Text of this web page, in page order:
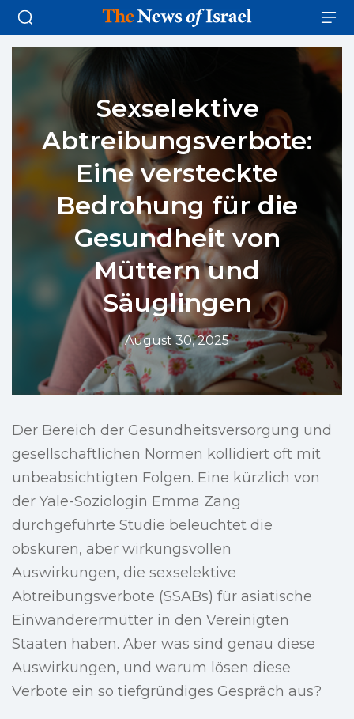
Sexselektive
Abtreibungsverbote:
Eine versteckte
Bedrohung für die
Gesundheit von
Müttern und
Säuglingen
August 30, 2025
Der Bereich der Gesundheitsversorgung und
gesellschaftlichen Normen kollidiert oft mit
unbeabsichtigten Folgen. Eine kürzlich von
der Yale-Soziologin Emma Zang
durchgeführte Studie beleuchtet die
obskuren, aber wirkungsvollen
Auswirkungen, die sexselektive
Abtreibungsverbote (SSABs) für asiatische
Einwanderermütter in den Vereinigten
Staaten haben. Aber was sind genau diese
Auswirkungen, und warum lösen diese
Verbote ein so tiefgründiges Gespräch aus?